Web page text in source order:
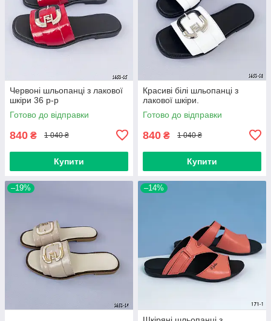
Червоні шльопанці з лакової
шкіри 36 р-р
Готово до відправки
840 ₴ 1 040 ₴
Купити
Красиві білі шльопанці з
лакової шкіри.
Готово до відправки
840 ₴ 1 040 ₴
Купити
–19% –14%